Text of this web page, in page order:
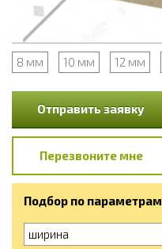
8 мм 10 мм 12 мм
Отправить заявку
Перезвоните мне
Подбор по параметрам
ширина